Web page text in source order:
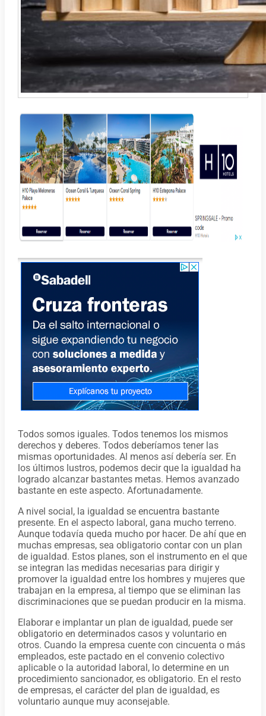
Todos somos iguales. Todos tenemos los mismos
derechos y deberes. Todos deberíamos tener las
mismas oportunidades. Al menos así debería ser. En
los últimos lustros, podemos decir que la igualdad ha
logrado alcanzar bastantes metas. Hemos avanzado
bastante en este aspecto. Afortunadamente.
A nivel social, la igualdad se encuentra bastante
presente. En el aspecto laboral, gana mucho terreno.
Aunque todavía queda mucho por hacer. De ahí que en
muchas empresas, sea obligatorio contar con un plan
de igualdad. Estos planes, son el instrumento en el que
se integran las medidas necesarias para dirigir y
promover la igualdad entre los hombres y mujeres que
trabajan en la empresa, al tiempo que se eliminan las
discriminaciones que se puedan producir en la misma.
Elaborar e implantar un plan de igualdad, puede ser
obligatorio en determinados casos y voluntario en
otros. Cuando la empresa cuente con cincuenta o más
empleados, este pactado en el convenio colectivo
aplicable o la autoridad laboral, lo determine en un
procedimiento sancionador, es obligatorio. En el resto
de empresas, el carácter del plan de igualdad, es
voluntario aunque muy aconsejable.